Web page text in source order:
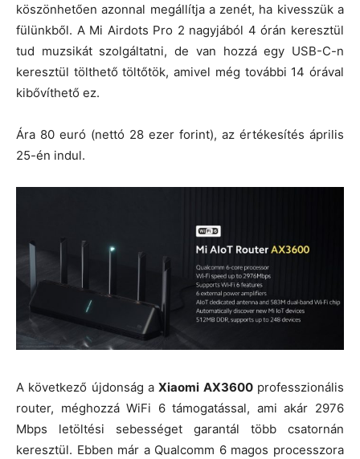
köszönhetően azonnal megállítja a zenét, ha kivesszük a
fülünkből. A Mi Airdots Pro 2 nagyjából 4 órán keresztül
tud muzsikát szolgáltatni, de van hozzá egy USB-C-n
keresztül tölthető töltőtök, amivel még további 14 órával
kibővíthető ez.
Ára 80 euró (nettó 28 ezer forint), az értékesítés április
25-én indul.
A következő újdonság aXiaomi AX3600professzionális
router, méghozzá WiFi 6 támogatással, ami akár 2976
Mbps letöltési sebességet garantál több csatornán
keresztül. Ebben már a Qualcomm 6 magos processzora